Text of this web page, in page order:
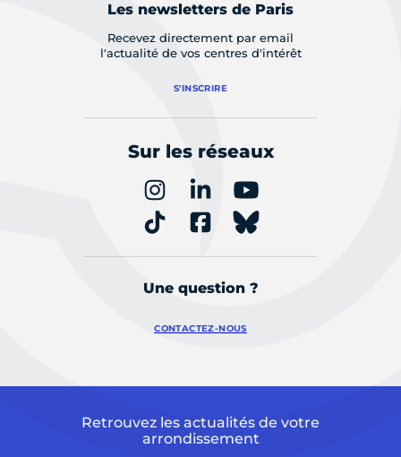
Les newsletters de Paris
Recevez directement par email
l'actualité de vos centres d'intérêt
S'INSCRIRE
Sur les réseaux
Une question ?
CONTACTEZ-NOUS
Retrouvez les actualités de votre
arrondissement